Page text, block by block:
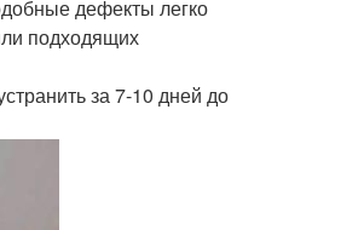
дефекты легко
подходящих
за 7-10 дней до